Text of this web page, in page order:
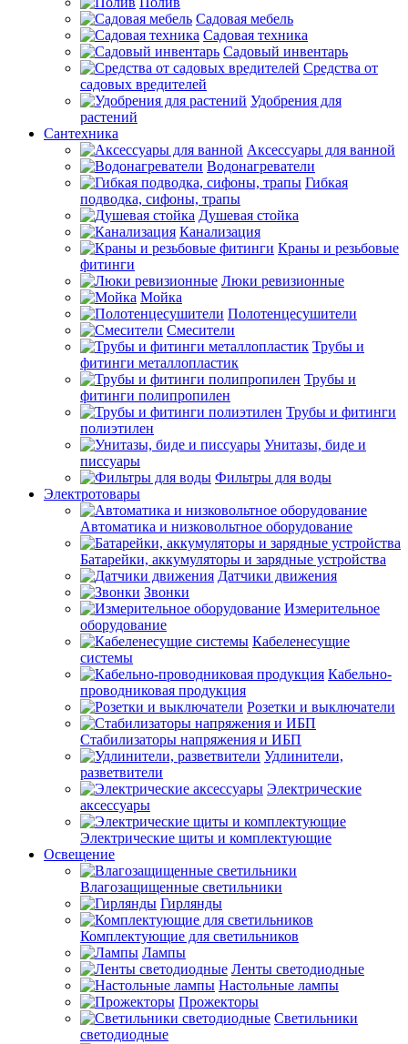
Садовая мебель
Садовая техника
Садовый инвентарь
Средства от
садовых вредителей
Удобрения для
растений
Сантехника
Аксессуары для ванной
Водонагреватели
Гибкая
подводка, сифоны, трапы
Душевая стойка
Канализация
Краны и резьбовые
фитинги
Люки ревизионные
Мойка
Полотенцесушители
Смесители
Трубы и
фитинги металлопластик
Трубы и
фитинги полипропилен
Трубы и фитинги
полиэтилен
Унитазы, биде и
писсуары
Фильтры для воды
Электротовары
Автоматика и низковольтное оборудование
Батарейки, аккумуляторы и зарядные устройства
Датчики движения
Звонки
Измерительное
оборудование
Кабеленесущие
системы
Кабельно-
проводниковая продукция
Розетки и выключатели
Стабилизаторы напряжения и ИБП
Удлинители,
разветвители
Электрические
аксессуары
Электрические щиты и комплектующие
Освещение
Влагозащищенные светильники
Гирлянды
Комплектующие для светильников
Лампы
Ленты светодиодные
Настольные лампы
Прожекторы
Светильники
светодиодные